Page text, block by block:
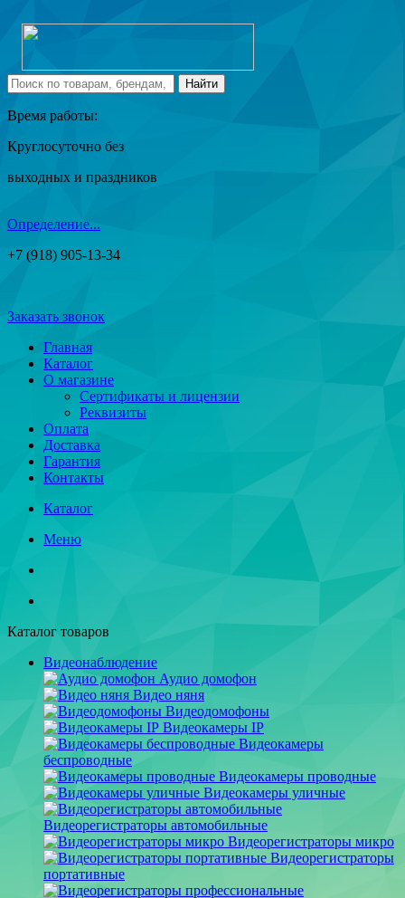
Время работы:
Круглосуточно без
выходных и праздников
Определение...
+7 (918) 905-13-34
Заказать звонок
Главная
Каталог
О магазине
Сертификаты и лицензии
Реквизиты
Оплата
Доставка
Гарантия
Контакты
Каталог
Меню
Каталог товаров
Видеонаблюдение
Аудио домофон
Видео няня
Видеодомофоны
Видеокамеры IP
Видеокамеры
беспроводные
Видеокамеры проводные
Видеокамеры уличные
Видеорегистраторы автомобильные
Видеорегистраторы микро
Видеорегистраторы
портативные